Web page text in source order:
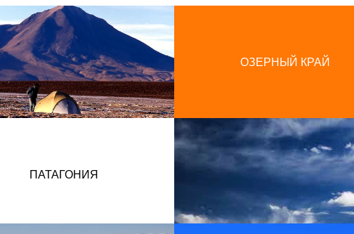
ОЗЕРНЫЙ КРАЙ
ПАТАГОНИЯ